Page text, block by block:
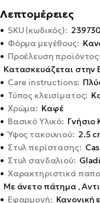
Λεπτομέρειες
• SKU (κωδικός):
• Φόρμα μεγέθους:
• Προέλευση προϊόντος:
Κατασκευάζεται στην
• Care instructions:
• Τύπος κλεισίματος:
• Χρώμα: Καφέ
• Βασικό Υλικό: Γνήσιο
• Ύψος τακουνιού: 2.5
• Στυλ περίστασης:
• Στυλ σανδαλιού:
• Χαρακτηριστικά
Με άνετο πάτημα ,
• Εφαρμογή: Κανονική